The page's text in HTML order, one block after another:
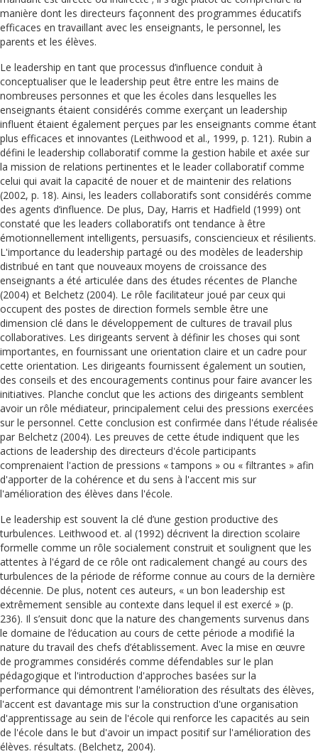
manière dont les directeurs façonnent des programmes éducatifs
efficaces en travaillant avec les enseignants, le personnel, les
parents et les élèves.
Le leadership en tant que processus d’influence conduit à
conceptualiser que le leadership peut être entre les mains de
nombreuses personnes et que les écoles dans lesquelles les
enseignants étaient considérés comme exerçant un leadership
influent étaient également perçues par les enseignants comme étant
plus efficaces et innovantes (Leithwood et al., 1999, p. 121). Rubin a
défini le leadership collaboratif comme la gestion habile et axée sur
la mission de relations pertinentes et le leader collaboratif comme
celui qui avait la capacité de nouer et de maintenir des relations
(2002, p. 18). Ainsi, les leaders collaboratifs sont considérés comme
des agents d’influence. De plus, Day, Harris et Hadfield (1999) ont
constaté que les leaders collaboratifs ont tendance à être
émotionnellement intelligents, persuasifs, consciencieux et résilients.
L'importance du leadership partagé ou des modèles de leadership
distribué en tant que nouveaux moyens de croissance des
enseignants a été articulée dans des études récentes de Planche
(2004) et Belchetz (2004). Le rôle facilitateur joué par ceux qui
occupent des postes de direction formels semble être une
dimension clé dans le développement de cultures de travail plus
collaboratives. Les dirigeants servent à définir les choses qui sont
importantes, en fournissant une orientation claire et un cadre pour
cette orientation. Les dirigeants fournissent également un soutien,
des conseils et des encouragements continus pour faire avancer les
initiatives. Planche conclut que les actions des dirigeants semblent
avoir un rôle médiateur, principalement celui des pressions exercées
sur le personnel. Cette conclusion est confirmée dans l'étude réalisée
par Belchetz (2004). Les preuves de cette étude indiquent que les
actions de leadership des directeurs d'école participants
comprenaient l'action de pressions « tampons » ou « filtrantes » afin
d'apporter de la cohérence et du sens à l'accent mis sur
l'amélioration des élèves dans l'école.
Le leadership est souvent la clé d’une gestion productive des
turbulences. Leithwood et. al (1992) décrivent la direction scolaire
formelle comme un rôle socialement construit et soulignent que les
attentes à l'égard de ce rôle ont radicalement changé au cours des
turbulences de la période de réforme connue au cours de la dernière
décennie. De plus, notent ces auteurs, « un bon leadership est
extrêmement sensible au contexte dans lequel il est exercé » (p.
236). Il s’ensuit donc que la nature des changements survenus dans
le domaine de l’éducation au cours de cette période a modifié la
nature du travail des chefs d’établissement. Avec la mise en œuvre
de programmes considérés comme défendables sur le plan
pédagogique et l'introduction d'approches basées sur la
performance qui démontrent l'amélioration des résultats des élèves,
l'accent est davantage mis sur la construction d'une organisation
d'apprentissage au sein de l'école qui renforce les capacités au sein
de l'école dans le but d'avoir un impact positif sur l'amélioration des
élèves. résultats. (Belchetz, 2004).